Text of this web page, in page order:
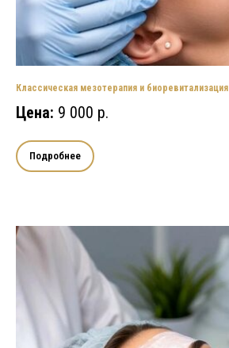
Классическая мезотерапия и биоревитализация
Цена: 9 000 р.
Подробнее